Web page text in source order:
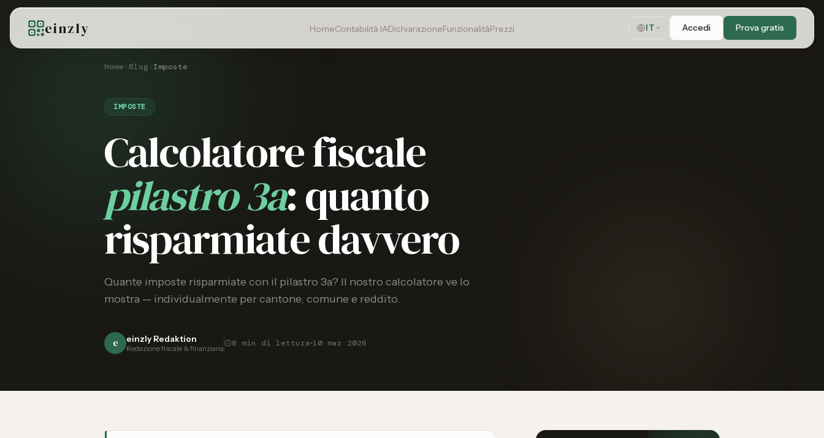
einzly HomeContabilità IADichiarazioneFunzionalitàPrezzi IT Accedi Prova gratis
Home › Blog› Imposte
IMPOSTE
Calcolatore fiscale
pilastro 3a: quanto
risparmiate davvero
Quante imposte risparmiate con il pilastro 3a? Il nostro calcolatore ve lo
mostra — individualmente per cantone, comune e reddito.
e einzly Redaktion
Redazione fiscale & finanziaria
8 min di lettura 10 mar 2026